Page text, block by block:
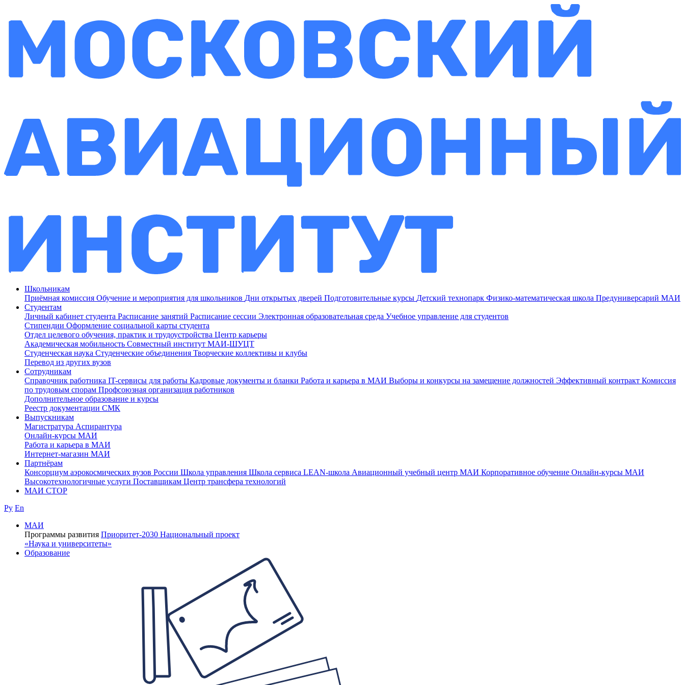
Школьникам
Приёмная комиссия Обучение и мероприятия для школьников Дни открытых дверей Подготовительные курсы Детский технопарк Физико-математическая школа Предуниверсарий МАИ
Студентам
Личный кабинет студента Расписание занятий Расписание сессии Электронная образовательная среда Учебное управление для студентов
Стипендии Оформление социальной карты студента
Отдел целевого обучения, практик и трудоустройства Центр карьеры
Академическая мобильность Совместный институт МАИ-ШУЦТ
Студенческая наука Студенческие объединения Творческие коллективы и клубы
Перевод из других вузов
Сотрудникам
Cправочник работника IT-сервисы для работы Кадровые документы и бланки Работа и карьера в МАИ Выборы и конкурсы на замещение должностей Эффективный контракт Комиссия
по трудовым спорам Профсоюзная организация работников
Дополнительное образование и курсы
Реестр документации СМК
Выпускникам
Магистратура Аспирантура
Онлайн-курсы МАИ
Работа и карьера в МАИ
Интернет-магазин МАИ
Партнёрам
Консорциум аэрокосмических вузов России Школа управления Школа сервиса LEAN-школа Авиационный учебный центр МАИ Корпоративное обучение Онлайн-курсы МАИ
Высокотехнологичные услуги Поставщикам Центр трансфера технологий
МАИ СТОР
Ру En
МАИ
Программы развития Приоритет-2030 Национальный проект
«Наука и университеты»
Образование